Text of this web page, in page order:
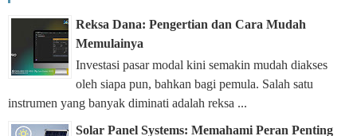
Reksa Dana: Pengertian dan Cara Mudah
Memulainya
Investasi pasar modal kini semakin mudah diakses
oleh siapa pun, bahkan bagi pemula. Salah satu
instrumen yang banyak diminati adalah reksa ...
Solar Panel Systems: Memahami Peran Penting